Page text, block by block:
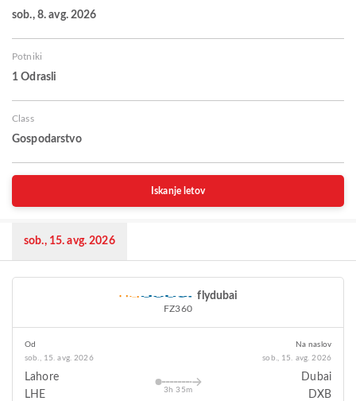
sob., 8. avg. 2026
Potniki
1 Odrasli
Class
Gospodarstvo
Iskanje letov
sob., 15. avg. 2026
flydubai
FZ360
Od
sob., 15. avg. 2026
Lahore
LHE
3h 35m
Na naslov
sob., 15. avg. 2026
Dubai
DXB